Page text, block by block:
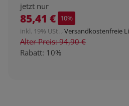
jetzt nur
85,41 € 10%
inkl. 19% USt. , Versandkostenfreie
Alter Preis: 94,90 €
Rabatt: 10%